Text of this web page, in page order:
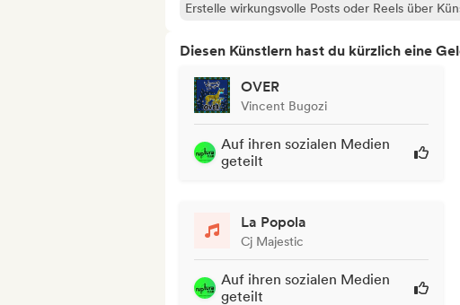
Erstelle wirkungsvolle Posts oder Reels über
Diesen Künstlern hast du kürzlich eine
OVER
Vincent Bugozi
Auf ihren sozialen Medien
geteilt
La Popola
Cj Majestic
Auf ihren sozialen Medien
geteilt